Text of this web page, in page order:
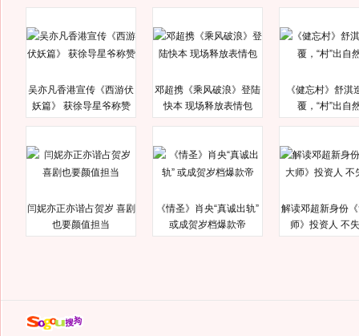
吴亦凡香港宣传《西游伏
妖篇》 获徐导星爷称赞
邓超携《乘风破浪》登陆
快本 现场释放表情包
《健忘村》舒淇
覆，“村”出自
闫妮亦正亦谐占贺岁 喜剧
也要颜值担当
《情圣》肖央“真诚出轨”
或成贺岁档爆款帝
解读邓超新身份
师》投资人 不